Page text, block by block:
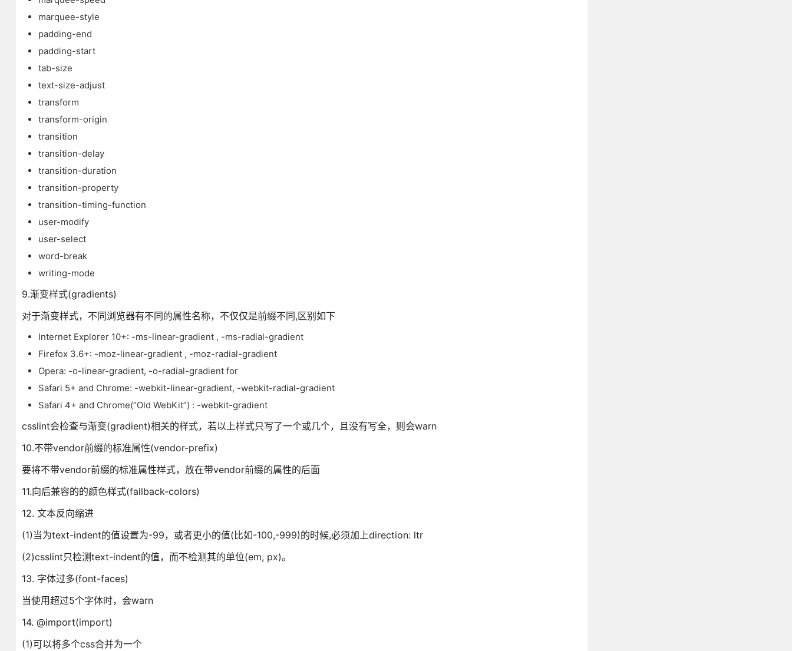
marquee-style
padding-end
padding-start
tab-size
text-size-adjust
transform
transform-origin
transition
transition-delay
transition-duration
transition-property
transition-timing-function
user-modify
user-select
word-break
writing-mode
9.渐变样式(gradients)
对于渐变样式，不同浏览器有不同的属性名称，不仅仅是前缀不同,区别如下
Internet Explorer 10+: -ms-linear-gradient , -ms-radial-gradient
Firefox 3.6+: -moz-linear-gradient , -moz-radial-gradient
Opera: -o-linear-gradient, -o-radial-gradient for
Safari 5+ and Chrome: -webkit-linear-gradient, -webkit-radial-gradient
Safari 4+ and Chrome(“Old WebKit”) : -webkit-gradient
csslint会检查与渐变(gradient)相关的样式，若以上样式只写了一个或几个，且没有写全，则会warn
10.不带vendor前缀的标准属性(vendor-prefix)
要将不带vendor前缀的标准属性样式，放在带vendor前缀的属性的后面
11.向后兼容的的颜色样式(fallback-colors)
12. 文本反向缩进
(1)当为text-indent的值设置为-99，或者更小的值(比如-100,-999)的时候,必须加上direction: ltr
(2)csslint只检测text-indent的值，而不检测其的单位(em, px)。
13. 字体过多(font-faces)
当使用超过5个字体时，会warn
14. @import(import)
(1)可以将多个css合并为一个